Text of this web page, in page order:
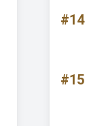
#14
#15